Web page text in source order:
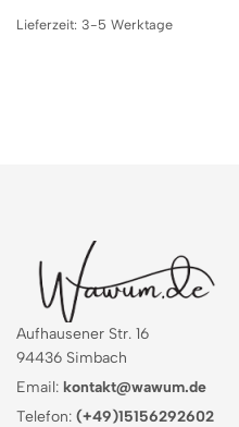
Lieferzeit: 3-5 Werktage
Aufhausener Str. 16
94436 Simbach
Email: kontakt@wawum.de
Telefon: (+49)15156292602